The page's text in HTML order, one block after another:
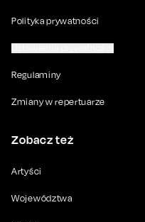
Polityka prywatności
Regulaminy
Zmiany w repertuarze
Zobacz też
Artyści
Województwa